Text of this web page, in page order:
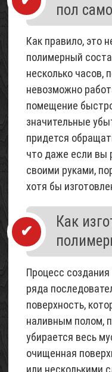
пол
Как правило, это
полимерный
несколько часов,
невозможно
помещение
значительные
придется
что даже если вы
своими руками,
хотя бы
Как
Процесс
ряда
поверхность,
наливным полом,
убирается весь
очищенная
или несколькими
Щебень
Май
2015
Песок
строительный
Май
2015